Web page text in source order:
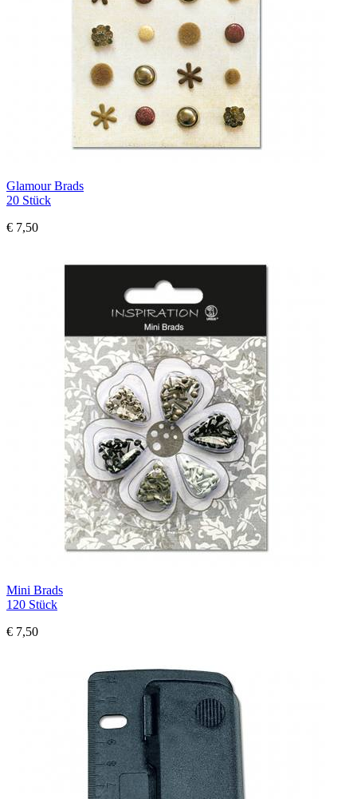
Glamour Brads
20 Stück
€ 7,50
Mini Brads
120 Stück
€ 7,50